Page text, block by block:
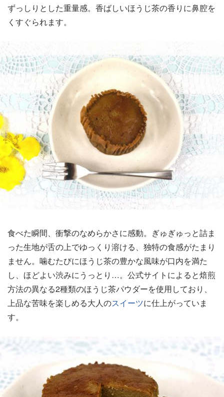
ずっしりとした重量感。香ばしいほうじ茶の香りに鼻腔を
くすぐられます。
食べた瞬間、衝撃のなめらかさに感動。ぎゅぎゅっと詰ま
った生地が舌の上でゆっくり溶ける、独特の食感がたまり
ません。噛むたびにほうじ茶の豊かな風味が口内を満た
し、ほどよい渋みにうっとり…。公式サイトによると焙煎
方法の異なる2種類のほうじ茶パウダーを使用しており、
上品な苦味を楽しめる大人のスイーツに仕上がっていま
す。